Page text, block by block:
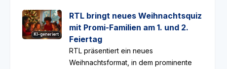
KI-generiert
RTL bringt neues Weihnachtsquiz
mit Promi-Familien am 1. und 2.
Feiertag
RTL präsentiert ein neues
Weihnachtsformat, in dem prominente